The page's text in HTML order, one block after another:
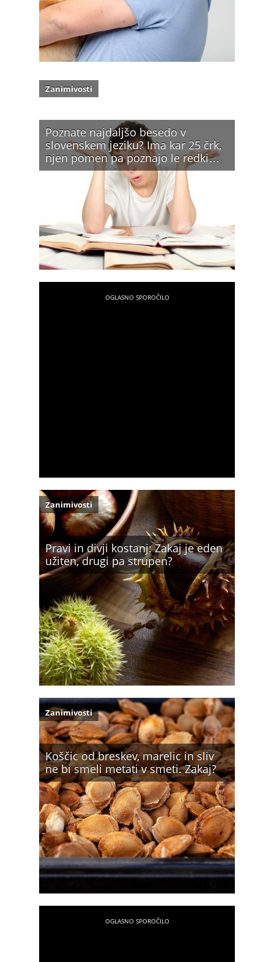
Poznate najdaljšo besedo v
slovenskem jeziku? Ima kar 25 črk,
njen pomen pa poznajo le redki…
Zanimivosti
Pravi in divji kostanj: Zakaj je eden
užiten, drugi pa strupen?
Zanimivosti
Koščic od breskev, marelic in sliv
ne bi smeli metati v smeti. Zakaj?
Zanimivosti